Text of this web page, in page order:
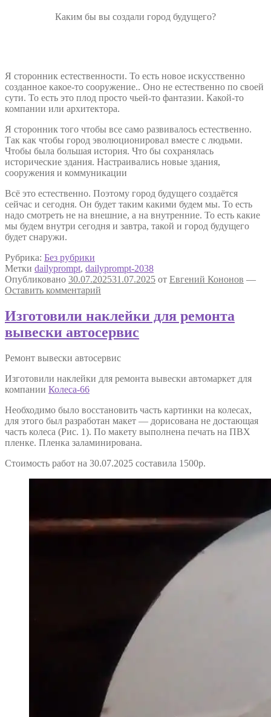
Каким бы вы создали город будущего?
Я сторонник естественности. То есть новое искусственно
созданное какое-то сооружение.. Оно не естественно по своей
сути. То есть это плод просто чьей-то фантазии. Какой-то
компании или архитектора.
Я сторонник того чтобы все само развивалось естественно.
Так как чтобы город эволюционировал вместе с людьми.
Чтобы была большая история. Что бы сохранялась
исторические здания. Настраивались новые здания,
сооружения и коммуникации
Всё это естественно. Поэтому город будущего создаётся
сейчас и сегодня. Он будет таким какими будем мы. То есть
надо смотреть не на внешние, а на внутренние. То есть какие
мы будем внутри сегодня и завтра, такой и город будущего
будет снаружи.
Рубрика: Без рубрики
Метки dailyprompt, dailyprompt-2038
Опубликовано 30.07.202531.07.2025 от Евгений Кононов —
Оставить комментарий
Изготовили наклейки для ремонта
вывески автосервис
Ремонт вывески автосервис
Изготовили наклейки для ремонта вывески автомаркет для
компании Колеса-66
Необходимо было восстановить часть картинки на колесах,
для этого был разработан макет — дорисована не достающая
часть колеса (Рис. 1). По макету выполнена печать на ПВХ
пленке. Пленка заламинирована.
Стоимость работ на 30.07.2025 составила 1500р.